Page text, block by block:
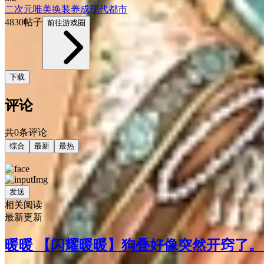
二次元唯美换装养成现代都市
4830帖子 前往游戏圈
下载
评论
共0条评论
综合 最新 最热
发送
相关阅读
最新更新
暖暖 【闪耀暖暖】狗叠好像突然开窍了